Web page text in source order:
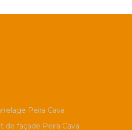
Peira Cava
façade Peira Cava